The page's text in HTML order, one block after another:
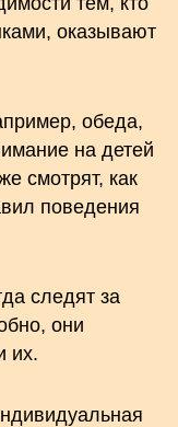
оказывают
обеда,
на детей
смотрят, как
поведения
следят за
они
их.